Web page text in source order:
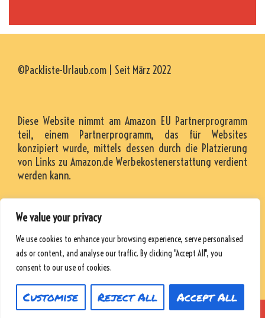
We value your privacy
We use cookies to enhance your browsing experience, serve personalised
ads or content, and analyse our traffic. By clicking "Accept All", you
consent to our use of cookies.
Customise Reject All Accept All
©Packliste-Urlaub.com | Seit März 2022
Diese Website nimmt am Amazon EU Partnerprogramm
teil, einem Partnerprogramm, das für Websites
konzipiert wurde, mittels dessen durch die Platzierung
von Links zu Amazon.de Werbekostenerstattung verdient
werden kann.
RESSOURCEN
DATENSCHUTZRICHTLINIE
© 2026 Packliste-Urlaub• Powered byWPKoi